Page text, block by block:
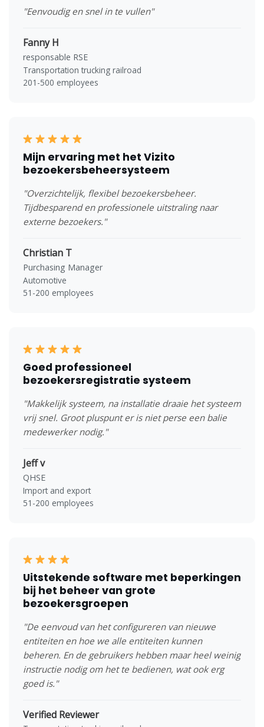
"Eenvoudig en snel in te vullen"
Fanny H
responsable RSE
Transportation trucking railroad
201-500 employees
Mijn ervaring met het Vizito
bezoekersbeheersysteem
"Overzichtelijk, flexibel bezoekersbeheer.
Tijdbesparend en professionele uitstraling naar
externe bezoekers."
Christian T
Purchasing Manager
Automotive
51-200 employees
Goed professioneel
bezoekersregistratie systeem
"Makkelijk systeem, na installatie draaie het systeem
vrij snel. Groot pluspunt er is niet perse een balie
medewerker nodig."
Jeff v
QHSE
Import and export
51-200 employees
Uitstekende software met beperkingen
bij het beheer van grote
bezoekersgroepen
"De eenvoud van het configureren van nieuwe
entiteiten en hoe we alle entiteiten kunnen
beheren. En de gebruikers hebben maar heel weinig
instructie nodig om het te bedienen, wat ook erg
goed is."
Verified Reviewer